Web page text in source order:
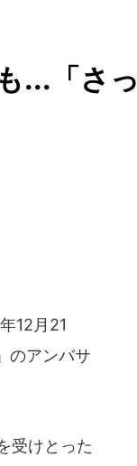
...「さっ
12月21
のアンバサ
受けとった